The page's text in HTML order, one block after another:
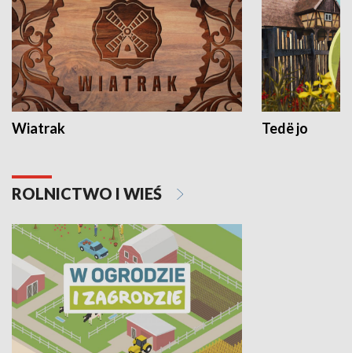
Wiatrak Tedë jo
ROLNICTWO I WIEŚ